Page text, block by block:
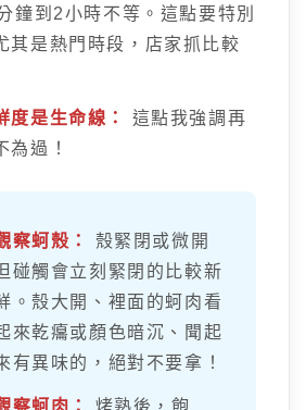
鐘到2小時不等。這點要特別
其是熱門時段，店家抓比較
度是生命線：
這點我強調再
為過！
察蚵殼：
殼緊閉或微開
碰觸會立刻緊閉的比較新
。殼大開、裡面的蚵肉看
來乾癟或顏色暗沉、聞起
有異味的，絕對不要拿！
察蚵肉：
烤熟後，飽